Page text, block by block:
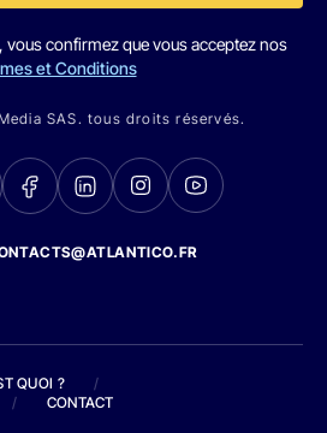
vous confirmez que vous acceptez nos
et Conditions
SAS. tous droits réservés.
QUOI ?
/
/ CONTACT